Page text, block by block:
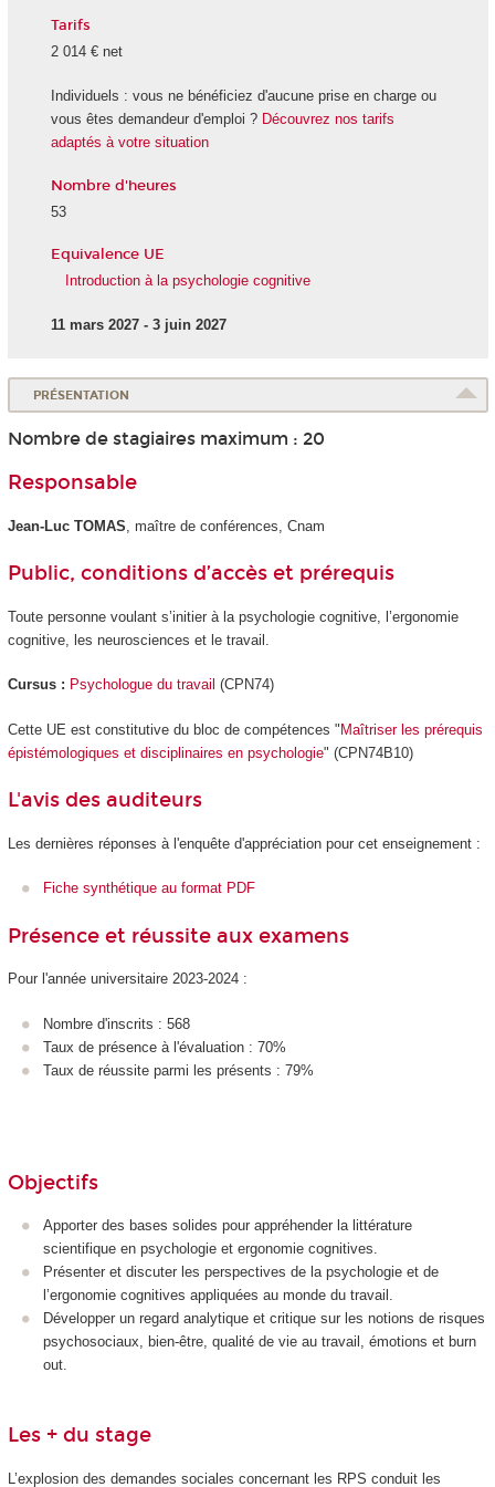
Tarifs
2 014 € net
Individuels : vous ne bénéficiez d'aucune prise en charge ou
vous êtes demandeur d'emploi ? Découvrez nos tarifs
adaptés à votre situation
Nombre d'heures
53
Equivalence UE
Introduction à la psychologie cognitive
11 mars 2027 - 3 juin 2027
PRÉSENTATION
Nombre de stagiaires maximum : 20
Responsable
Jean-Luc TOMAS , maître de conférences, Cnam
Public, conditions d’accès et prérequis
Toute personne voulant s’initier à la psychologie cognitive, l’ergonomie
cognitive, les neurosciences et le travail.
Cursus : Psychologue du travail (CPN74)
Cette UE est constitutive du bloc de compétences "Maîtriser les prérequis
épistémologiques et disciplinaires en psychologie" (CPN74B10)
L'avis des auditeurs
Les dernières réponses à l'enquête d'appréciation pour cet enseignement :
Fiche synthétique au format PDF
Présence et réussite aux examens
Pour l'année universitaire 2023-2024 :
Nombre d'inscrits : 568
Taux de présence à l'évaluation : 70%
Taux de réussite parmi les présents : 79%
Objectifs
Apporter des bases solides pour appréhender la littérature
scientifique en psychologie et ergonomie cognitives.
Présenter et discuter les perspectives de la psychologie et de
l’ergonomie cognitives appliquées au monde du travail.
Développer un regard analytique et critique sur les notions de risques
psychosociaux, bien-être, qualité de vie au travail, émotions et burn
out.
Les + du stage
L’explosion des demandes sociales concernant les RPS conduit les